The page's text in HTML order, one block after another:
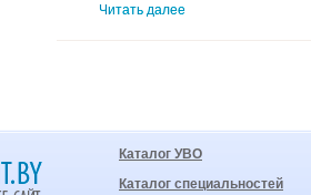
Читать далее
Каталог УВО
Каталог специальностей